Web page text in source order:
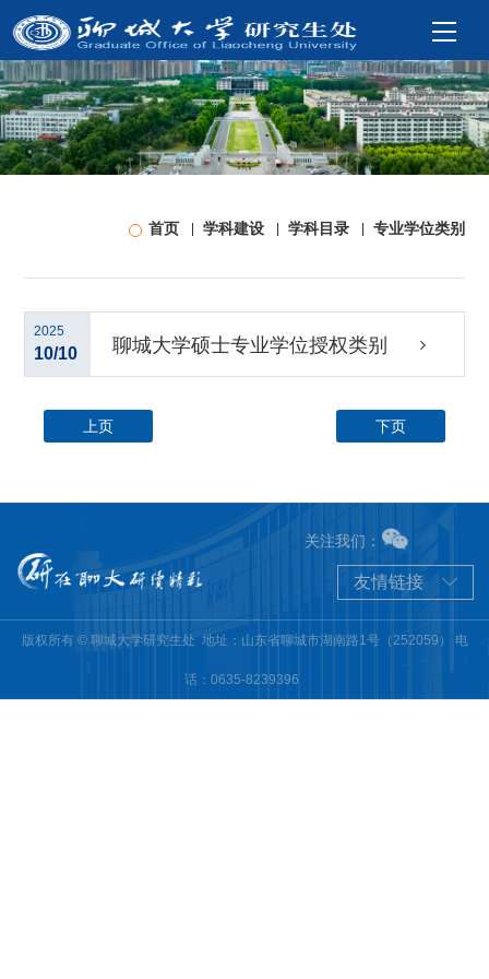
首页 学科建设 学科目录 专业学位类别
2025
10/10 聊城大学硕士专业学位授权类别
上页 下页
关注我们：
友情链接
版权所有 © 聊城大学研究生处 地址：山东省聊城市湖南路1号（252059） 电
话：0635-8239396